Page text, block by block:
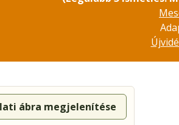
ábra megjelenítése